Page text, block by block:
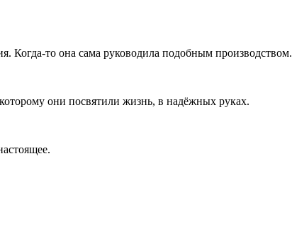
Когда-то она сама руководила подобным производством.
они посвятили жизнь, в надёжных руках.